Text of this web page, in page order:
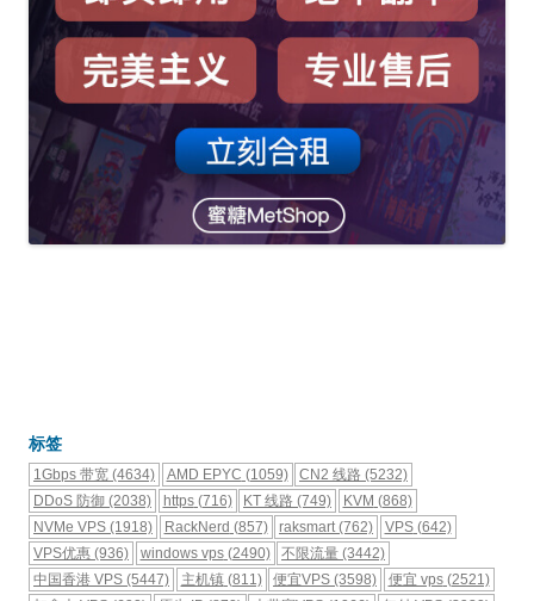
标签
1Gbps 带宽 (4634) AMD EPYC (1059) CN2 线路 (5232)
DDoS 防御 (2038) https(716) KT 线路 (749) KVM (868)
NVMe VPS (1918) RackNerd (857) raksmart(762) VPS(642)
VPS优惠 (936) windows vps(2490) 不限流量 (3442)
中国香港 VPS (5447) 主机镇(811) 便宜VPS (3598) 便宜 vps(2521)